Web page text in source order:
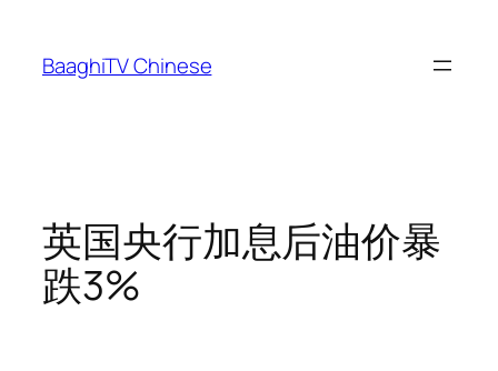
content
BaaghiTV Chinese
英国央行加息后油价暴
跌3%